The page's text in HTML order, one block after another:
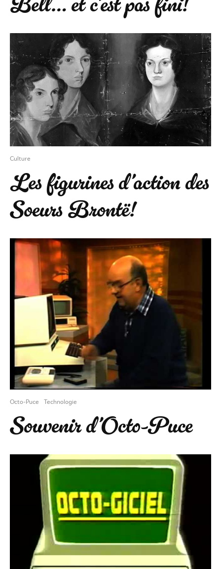
Culture
Les figurines d’action des
Soeurs Brontë!
Octo-Puce Technologie
Souvenir d’Octo-Puce